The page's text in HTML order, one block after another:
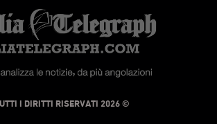
© TUTTI I DIRITTI RISERVATI 2026